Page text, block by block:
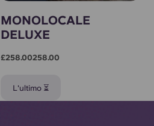
MONOLOCALE
DELUXE
£258.00258.00
L'ultimo ⏳